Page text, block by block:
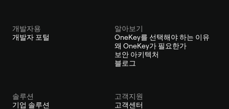
개발자용
개발자 포털
알아보기
OneKey를 선택해야 하는 이유
왜 OneKey가 필요한가
보안 아키텍처
블로그
솔루션
기업 솔루션
고객지원
고객센터